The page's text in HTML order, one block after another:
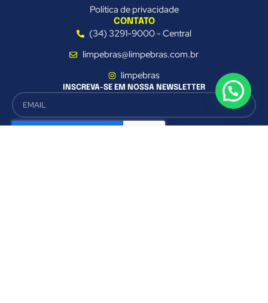
Política de privacidade
CONTATO
(34) 3291-9000 - Central
limpebras@limpebras.com.br
limpebras
INSCREVA-SE EM NOSSA NEWSLETTER